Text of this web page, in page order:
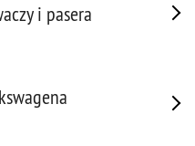
i pasera